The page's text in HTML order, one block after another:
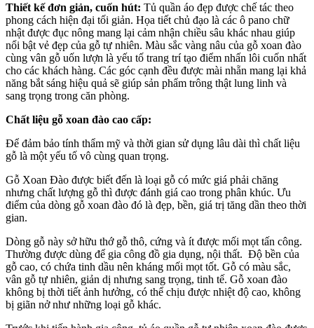
Thiết kế đơn giản, cuốn hút: Tủ quần áo đẹp được chế tác theo
phong cách hiện đại tối giản. Họa tiết chủ đạo là các ô pano chữ
nhật được đục nông mang lại cảm nhận chiều sâu khác nhau giúp
nổi bật vẻ đẹp của gỗ tự nhiên. Màu sắc vàng nâu của gỗ xoan đào
cùng vân gỗ uốn lượn là yếu tố trang trí tạo điểm nhấn lôi cuốn nhất
cho các khách hàng. Các góc cạnh đều được mài nhẵn mang lại khả
năng bắt sáng hiệu quả sẽ giúp sản phẩm trông thật lung linh và
sang trọng trong căn phòng.
Chất liệu gỗ xoan đào cao cấp:
Để đảm bảo tính thẩm mỹ và thời gian sử dụng lâu dài thì chất liệu
gỗ là một yếu tố vô cùng quan trọng.
Gỗ Xoan Đào được biết đến là loại gỗ có mức giá phải chăng
nhưng chất lượng gỗ thì được đánh giá cao trong phân khúc. Ưu
điểm của dòng gỗ xoan đào đó là đẹp, bền, giá trị tăng dần theo thời
gian.
Dòng gỗ này sở hữu thớ gỗ thô, cứng và ít được mối mọt tấn công.
Thường được dùng để gia công đồ gia dụng, nội thất. Độ bền của
gỗ cao, có chứa tinh dầu nên kháng mối mọt tốt. Gỗ có màu sắc,
vân gỗ tự nhiên, giản dị nhưng sang trọng, tinh tế. Gỗ xoan đào
không bị thời tiết ảnh hưởng, có thể chịu được nhiệt độ cao, không
bị giãn nở như những loại gỗ khác.